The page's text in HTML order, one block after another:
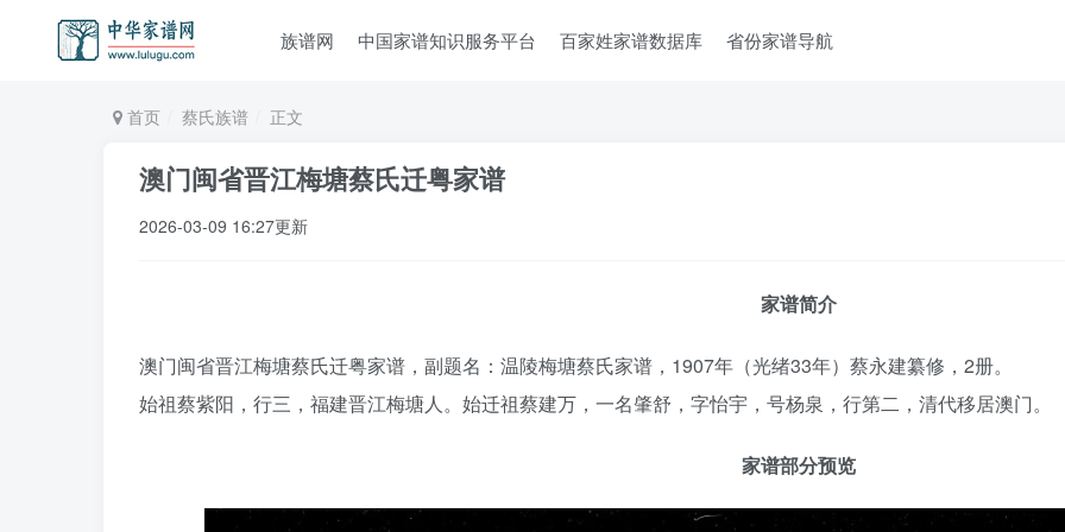
族谱网 中国家谱知识服务平台 百家姓家谱数据库 省份家谱导航
首页 蔡氏族谱 正文
澳门闽省晋江梅塘蔡氏迁粤家谱
2026-03-09 16:27更新
家谱简介
澳门闽省晋江梅塘蔡氏迁粤家谱，副题名：温陵梅塘蔡氏家谱，1907年（光绪33年）蔡永建纂修，2册。
始祖蔡紫阳，行三，福建晋江梅塘人。始迁祖蔡建万，一名肇舒，字怡宇，号杨泉，行第二，清代移居澳门。
家谱部分预览